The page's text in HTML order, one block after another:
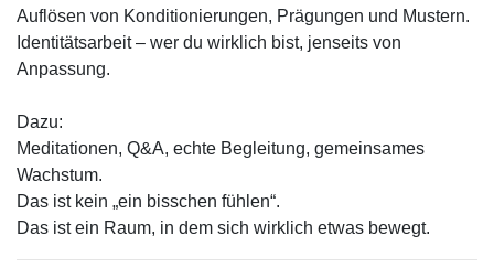
Auflösen von Konditionierungen, Prägungen und Mustern.
Identitätsarbeit – wer du wirklich bist, jenseits von
Anpassung.
Dazu:
Meditationen, Q&A, echte Begleitung, gemeinsames
Wachstum.
Das ist kein „ein bisschen fühlen“.
Das ist ein Raum, in dem sich wirklich etwas bewegt.